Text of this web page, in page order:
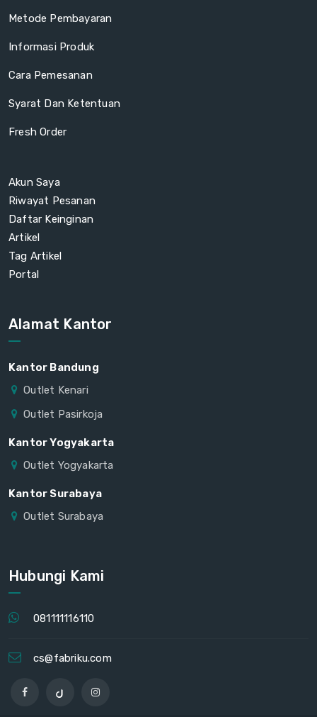
Metode Pembayaran
Informasi Produk
Cara Pemesanan
Syarat Dan Ketentuan
Fresh Order
Akun Saya
Riwayat Pesanan
Daftar Keinginan
Artikel
Tag Artikel
Portal
Alamat Kantor
Kantor Bandung
Outlet Kenari
Outlet Pasirkoja
Kantor Yogyakarta
Outlet Yogyakarta
Kantor Surabaya
Outlet Surabaya
Hubungi Kami
081111116110
cs@fabriku.com